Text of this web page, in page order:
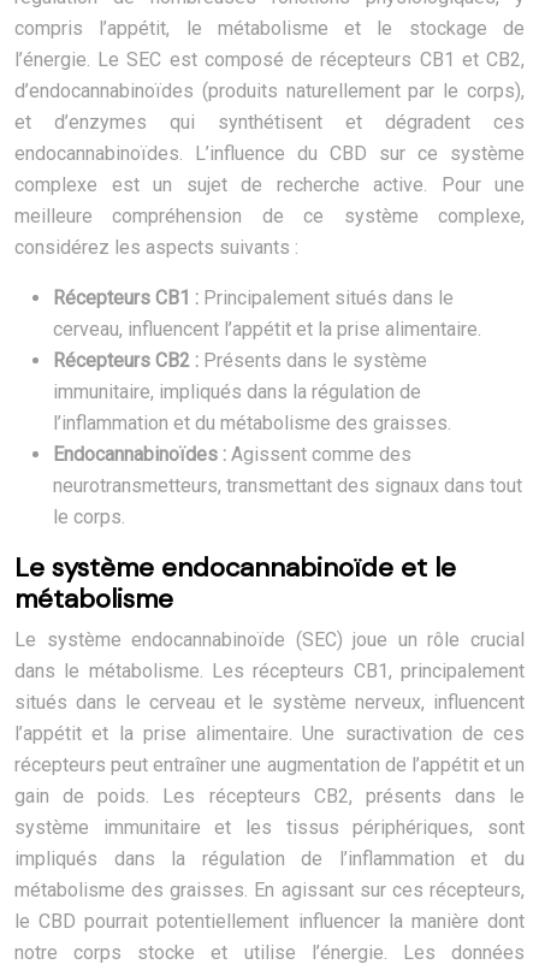
compris l’appétit, le métabolisme et le stockage de
l’énergie. Le SEC est composé de récepteurs CB1 et CB2,
d’endocannabinoïdes (produits naturellement par le corps),
et d’enzymes qui synthétisent et dégradent ces
endocannabinoïdes. L’influence du CBD sur ce système
complexe est un sujet de recherche active. Pour une
meilleure compréhension de ce système complexe,
considérez les aspects suivants :
Récepteurs CB1 : Principalement situés dans le
cerveau, influencent l’appétit et la prise alimentaire.
Récepteurs CB2 : Présents dans le système
immunitaire, impliqués dans la régulation de
l’inflammation et du métabolisme des graisses.
Endocannabinoïdes : Agissent comme des
neurotransmetteurs, transmettant des signaux dans tout
le corps.
Le système endocannabinoïde et le
métabolisme
Le système endocannabinoïde (SEC) joue un rôle crucial
dans le métabolisme. Les récepteurs CB1, principalement
situés dans le cerveau et le système nerveux, influencent
l’appétit et la prise alimentaire. Une suractivation de ces
récepteurs peut entraîner une augmentation de l’appétit et un
gain de poids. Les récepteurs CB2, présents dans le
système immunitaire et les tissus périphériques, sont
impliqués dans la régulation de l’inflammation et du
métabolisme des graisses. En agissant sur ces récepteurs,
le CBD pourrait potentiellement influencer la manière dont
notre corps stocke et utilise l’énergie. Les données